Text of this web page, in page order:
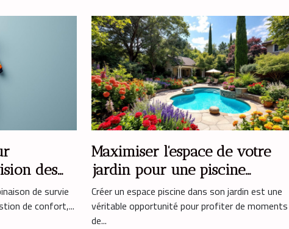
des
de survie
de confort,...
Maximiser l'espace de votre
jardin pour une piscine
parfaite
Créer un espace piscine dans son jardin est une
véritable opportunité pour profiter de moments
de...